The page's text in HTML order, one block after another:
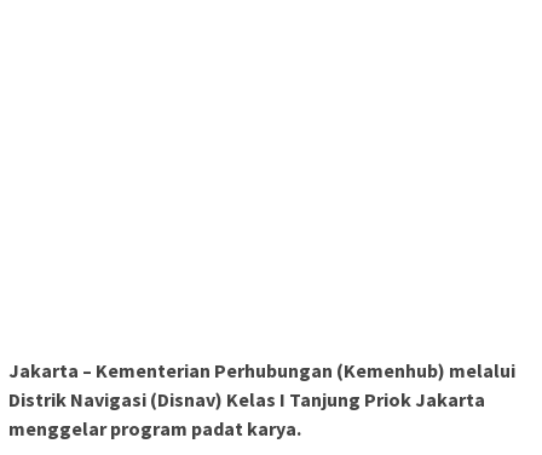
Jakarta – Kementerian Perhubungan (Kemenhub) melalui
Distrik Navigasi (Disnav) Kelas I Tanjung Priok Jakarta
menggelar program padat karya.